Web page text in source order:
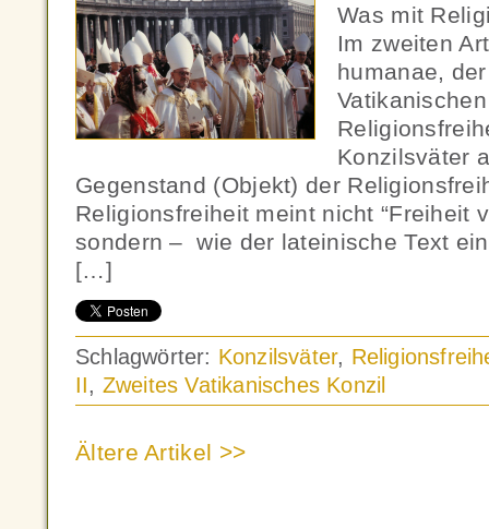
Was mit
Im zweiten
humanae,
Konzilsväter
Gegenstand (Objekt) der
Religionsfreiheit meint nicht “Freiheit
sondern – wie der lateinische Text
[…]
Schlagwörter: Konzilsväter,
II, Zweites Vatikanisches Konzil
Ältere Artikel >>